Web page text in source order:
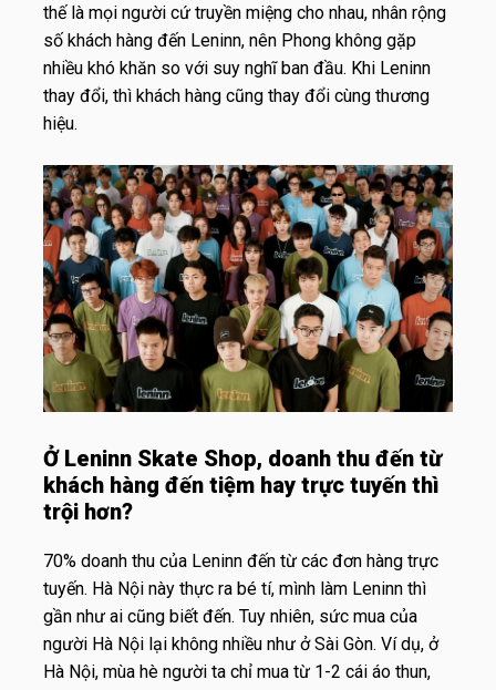
thế là mọi người cứ truyền miệng cho nhau, nhân rộng
số khách hàng đến Leninn, nên Phong không gặp
nhiều khó khăn so với suy nghĩ ban đầu. Khi Leninn
thay đổi, thì khách hàng cũng thay đổi cùng thương
hiệu.
Ở Leninn Skate Shop, doanh thu đến từ
khách hàng đến tiệm hay trực tuyến thì
trội hơn?
70% doanh thu của Leninn đến từ các đơn hàng trực
tuyến. Hà Nội này thực ra bé tí, mình làm Leninn thì
gần như ai cũng biết đến. Tuy nhiên, sức mua của
người Hà Nội lại không nhiều như ở Sài Gòn. Ví dụ, ở
Hà Nội, mùa hè người ta chỉ mua từ 1-2 cái áo thun,